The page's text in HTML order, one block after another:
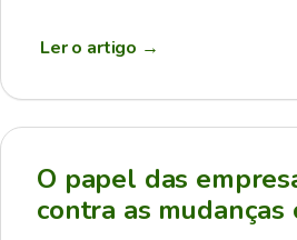
Ler o artigo →
O papel das
contra as mudanças